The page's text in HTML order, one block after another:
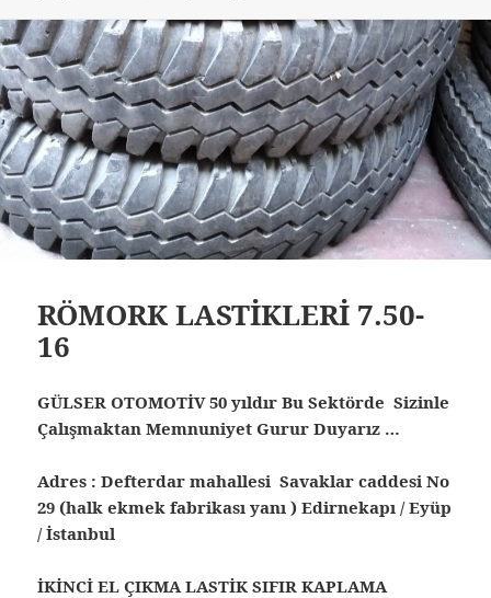
RÖMORK LASTİKLERİ 7.50-
16
GÜLSER OTOMOTİV 50 yıldır Bu Sektörde Sizinle
Çalışmaktan Memnuniyet Gurur Duyarız …
Adres : Defterdar mahallesi Savaklar caddesi No
29 (halk ekmek fabrikası yanı ) Edirnekapı / Eyüp
/ İstanbul
İKİNCİ EL ÇIKMA LASTİK SIFIR KAPLAMA